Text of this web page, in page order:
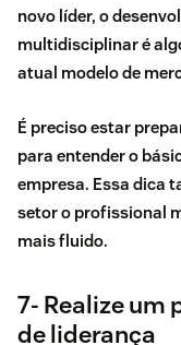
novo líder, o
multidisciplinar é
atual modelo de
É preciso estar
para entender o
empresa. Essa dica
setor o profissional
mais fluido.
7- Realize um
de liderança